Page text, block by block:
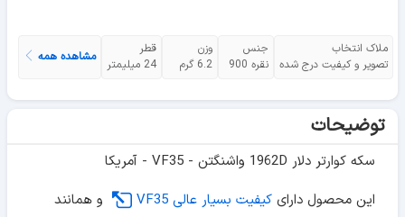
ملاک انتخاب
تصویر و کیفیت درج شده
جنس
نقره 900
وزن
6.2 گرم
قطر
24 میلیمتر
مشاهده همه
توضیحات
سکه کوارتر دلار 1962D واشنگتن - VF35 - آمریکا
این محصول دارای کیفیت بسیار عالی VF35
و همانند